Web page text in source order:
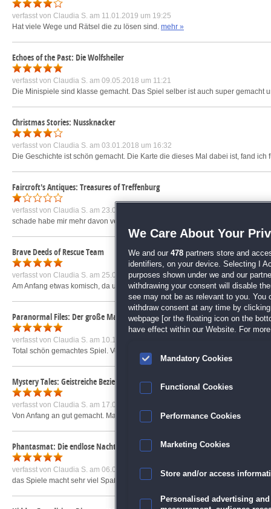
verfasst von Claudia S. am 11.01.2019 um 19:25
Hat viele Wege und Rätsel die zu lösen sind. mehr »
Echoes of the Past: Die Wolfsheiler
verfasst von Claudia S. am 09.05.2018 um 11:21
Die Minispiele sind klasse gemacht. Das Spiel selber ist auch super
Christmas Stories: Nussknacker
verfasst von Claudia S. am 03.01.2018 um 16:32
Die Geschichte ist schön gemacht. Die Karte die dieses Mal dabei ist, fand
Faircroft's Antiques: Treasures of Treffenburg
verfasst von Claudia S. am 23.03.2021 um 19:25
schade habe mir mehr davon versprochen
Brave Deeds of Rescue Team
verfasst von Claudia S. am 25.09.2022 um 09:12
Am Anfang etwas komisch, da ungewohnt. Dann aber der absolute
Paranormal Files: Der große Mann
verfasst von Claudia S. am 10.10.2021 um 16:31
Total schön gemachtes Spiel. Von Anfang an Spaß und viele Aufgaben zu
Mystery Tales: Geistreiche Beziehungen
verfasst von Claudia S. am 17.03.2018 um 14:04
Von Anfang an gut gemacht. Man bekommt die Sachen alle im Laufe des
Phantasmat: Die endlose Nacht
verfasst von Claudia S. am 06.02.2019 um 13:44
das Spiele macht sehr viel Spaß und man hat auch sehr lange was davon.
We Care About Your
We and our 478 partners store and
identifiers, on your device. Selecting I
purposes shown under we and our
withdrawing your consent will disable
see may not be as relevant to you. You
withdraw consent at any time by
webpage [or the floating icon on the
have effect within our Website. For
Mandatory Cookies
Functional Cookies
Performance Cookies
Marketing Cookies
Store and/or access
Personalised advertising